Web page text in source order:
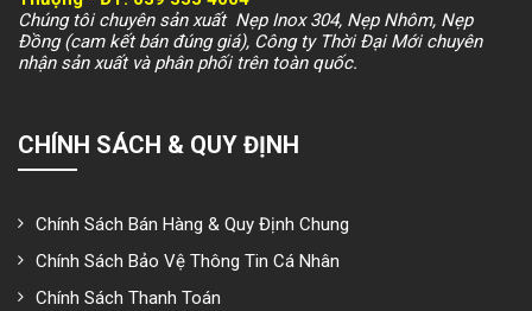
Chúng tôi chuyên sản xuất Nẹp Inox 304, Nẹp Nhôm, Nẹp
Đồng (cam kết bán đúng giá), Công ty Thời Đại Mới chuyên
nhận sản xuất và phân phối trên toàn quốc.
CHÍNH SÁCH & QUY ĐỊNH
Chính Sách Bán Hàng & Quy Định Chung
Chính Sách Bảo Vệ Thông Tin Cá Nhân
Chính Sách Thanh Toán